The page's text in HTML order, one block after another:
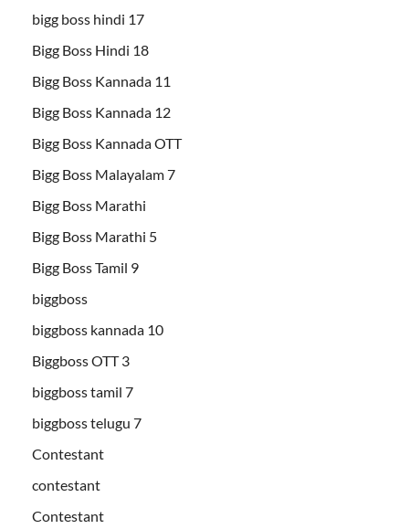
bigg boss hindi 17
Bigg Boss Hindi 18
Bigg Boss Kannada 11
Bigg Boss Kannada 12
Bigg Boss Kannada OTT
Bigg Boss Malayalam 7
Bigg Boss Marathi
Bigg Boss Marathi 5
Bigg Boss Tamil 9
biggboss
biggboss kannada 10
Biggboss OTT 3
biggboss tamil 7
biggboss telugu 7
Contestant
contestant
Contestant